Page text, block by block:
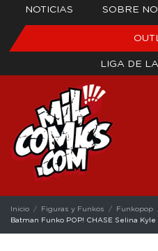
NOTICIAS SOBRE
LIGA DE
Inicio Figuras y Funkos Funkopop
Batman Funko POP! CHASE Selina Kyle